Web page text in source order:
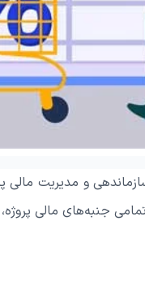
سازماندهی و مدیریت
جنبه‌های مالی